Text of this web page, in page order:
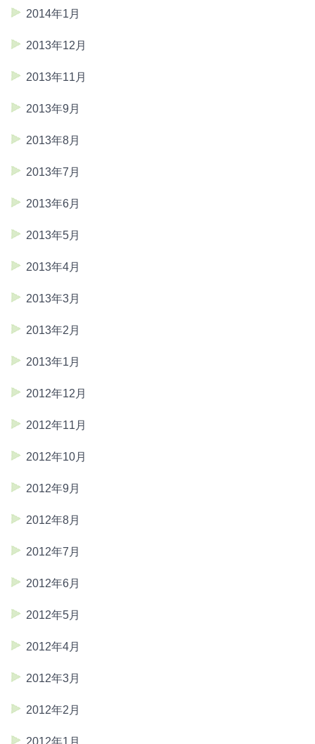
2014年1月
2013年12月
2013年11月
2013年9月
2013年8月
2013年7月
2013年6月
2013年5月
2013年4月
2013年3月
2013年2月
2013年1月
2012年12月
2012年11月
2012年10月
2012年9月
2012年8月
2012年7月
2012年6月
2012年5月
2012年4月
2012年3月
2012年2月